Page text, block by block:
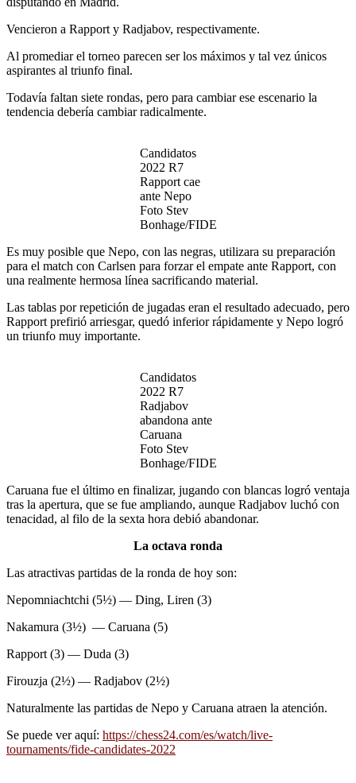
Vencieron a Rapport y Radjabov, respectivamente.
Al promediar el torneo parecen ser los máximos y tal vez únicos
aspirantes al triunfo final.
Todavía faltan siete rondas, pero para cambiar ese escenario la
tendencia debería cambiar radicalmente.
Candidatos
2022 R7
Rapport cae
ante Nepo
Foto Stev
Bonhage/FIDE
Es muy posible que Nepo, con las negras, utilizara su preparación
para el match con Carlsen para forzar el empate ante Rapport, con
una realmente hermosa línea sacrificando material.
Las tablas por repetición de jugadas eran el resultado adecuado, pero
Rapport prefirió arriesgar, quedó inferior rápidamente y Nepo logró
un triunfo muy importante.
Candidatos
2022 R7
Radjabov
abandona ante
Caruana
Foto Stev
Bonhage/FIDE
Caruana fue el último en finalizar, jugando con blancas logró ventaja
tras la apertura, que se fue ampliando, aunque Radjabov luchó con
tenacidad, al filo de la sexta hora debió abandonar.
La octava ronda
Las atractivas partidas de la ronda de hoy son:
Nepomniachtchi (5½) — Ding, Liren (3)
Nakamura (3½) — Caruana (5)
Rapport (3) — Duda (3)
Firouzja (2½) — Radjabov (2½)
Naturalmente las partidas de Nepo y Caruana atraen la atención.
Se puede ver aquí: https://chess24.com/es/watch/live-
tournaments/fide-candidates-2022